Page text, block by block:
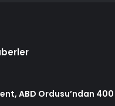
ABD Ordusu’ndan